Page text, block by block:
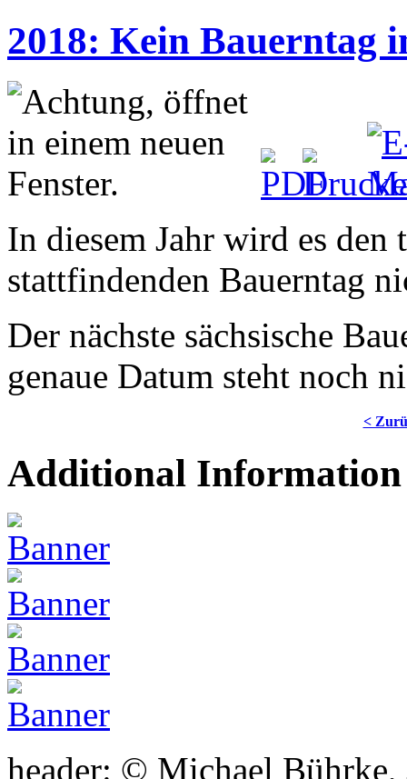
2018: Kein Bauerntag
In diesem Jahr wird es
stattfindenden Bauerntag
Der nächste sächsische
genaue Datum steht noch
<
Additional Information
header: © Michael